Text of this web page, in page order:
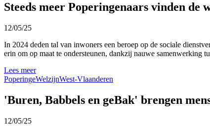
Steeds meer Poperingenaars vinden de
12/05/25
In 2024 deden tal van inwoners een beroep op de sociale
erin om op maat te ondersteunen, dankzij nauwe samenwerking
Lees meer
PoperingeWelzijnWest-Vlaanderen
'Buren, Babbels en geBak' brengen
12/05/25